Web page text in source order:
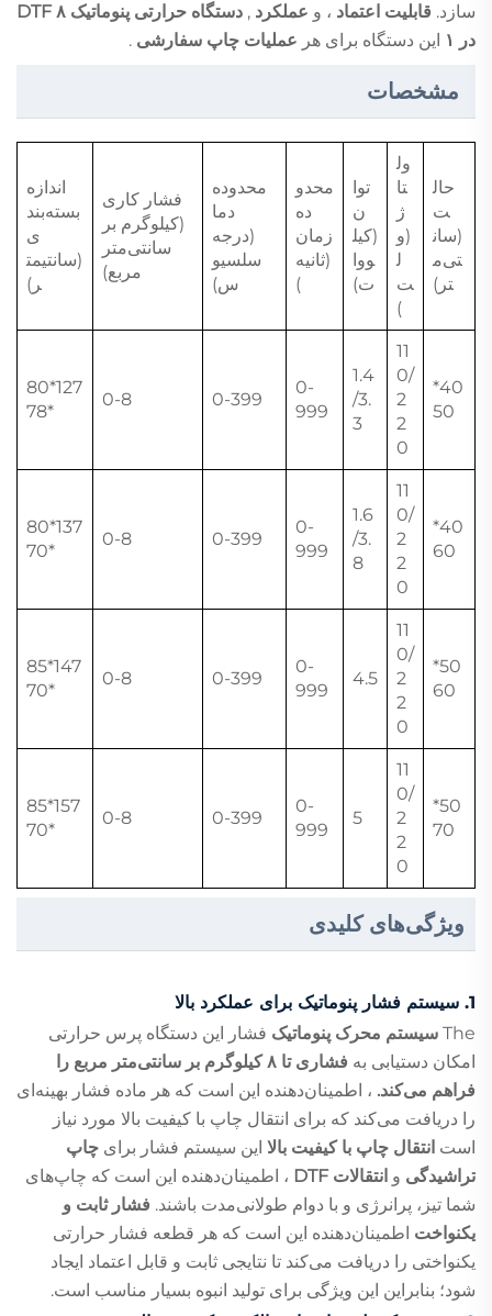
سازد. قابلیت اعتماد ، و عملکرد ,
دستگاه حرارتی پنوماتیک DTF ۸
در ۱
این دستگاه برای هر عملیات چاپ سفارشی .
مشخصات
حال
ت
(سان
تی‌م
تر)
ول
تا
ژ
(و
ل
ت
)
توا
ن
(کیل
ووا
ت)
محدو
ده
زمان
(ثانیه
)
محدوده
دما
(درجه
سلسیو
س)
فشار کاری
(کیلوگرم بر
سانتی‌متر
مربع)
اندازه
بسته‌بند
ی
(سانتیمت
ر)
40*
50
11
0/
2
2
0
1.4
/3.
3
0-
999
0-399
0-8
127*80
*78
40*
60
11
0/
2
2
0
1.6
/3.
8
0-
999
0-399
0-8
137*80
*70
50*
60
11
0/
2
2
0
4.5
0-
999
0-399
0-8
147*85
*70
50*
70
11
0/
2
2
0
5
0-
999
0-399
0-8
157*85
*70
ویژگی‌های کلیدی
1. سیستم فشار پنوماتیک برای عملکرد بالا
The سیستم محرک پنوماتیک فشار این دستگاه پرس حرارتی
امکان دستیابی به
فشاری تا ۸ کیلوگرم بر سانتی‌متر مربع را
فراهم می‌کند. ، اطمینان‌دهنده این است که هر ماده فشار بهینه‌ای
را دریافت می‌کند که برای انتقال چاپ با کیفیت بالا مورد نیاز
است انتقال چاپ با کیفیت بالا این سیستم فشار برای چاپ
تراشیدگی و انتقالات DTF
، اطمینان‌دهنده این است که چاپ‌های
شما تیز، پرانرژی و با دوام طولانی‌مدت باشند. فشار ثابت و
یکنواخت اطمینان‌دهنده این است که هر قطعه فشار حرارتی
یکنواختی را دریافت می‌کند تا نتایجی ثابت و قابل اعتماد ایجاد
شود؛ بنابراین این ویژگی برای تولید انبوه بسیار مناسب است.